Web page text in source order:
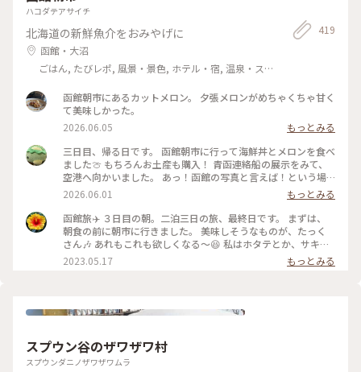
ハコダテアサイチ
北海道の新鮮魚介をおみやげに
函館・大沼
ごはん, たびレポ, 風景・景色, ホテル・宿, 温泉・ス
419
函館朝市にあるカットメロン。 夕張メロンがめちゃくちゃ甘く
て美味しかった。
2026.06.05
もっとみる
三日目、帰る日です。 函館朝市に行って海鮮丼とメロンを食べ
ました🍈 もちろんお土産も購入！ 青函連絡船の展示をみて、
空港へ向かいました。 あっ！函館の写真と言えば！という場
所。 八幡坂ももちろん行ってきました。 昼、夜と写真撮って
みたけど、夜はいらなかったかも笑 三日間通して食事は特に大
満足🍽️ 海鮮とアイスクリームはたくさん食べた🍨 初めての函
館旅行はめっちゃ楽しかった💕 今回も母に感謝🙏 On the
third day, we visited Hakodate Morning Market and
throughout the three day. We ate plenty of seafood and
2026.06.01
もっとみる
函館旅✈️ ３日目の朝。二泊三日の旅、最終日です。 まずは、
朝食の前に朝市に行きました。 美味しそうなものが、たっく
さん🎶 あれもこれも欲しくなる〜😆 私はホタテとか、サキイ
カとか、乾き物中心にお買い上げー❤️ 市場は活気があって、見
てるだけでも楽しい🎶 #私のことりっぷ旅 #レトロな街 #北海
2023.05.17 もっとみる
スプウン谷のザワザワ村
スプウンダニノザワザワムラ